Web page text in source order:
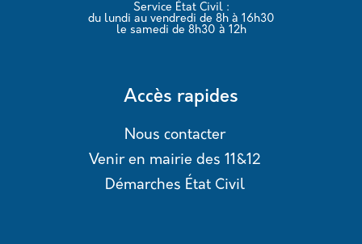
Service État Civil :
du lundi au vendredi de 8h à 16h30
le samedi de 8h30 à 12h
Accès rapides
Nous contacter
Venir en mairie des 11&12
Démarches État Civil